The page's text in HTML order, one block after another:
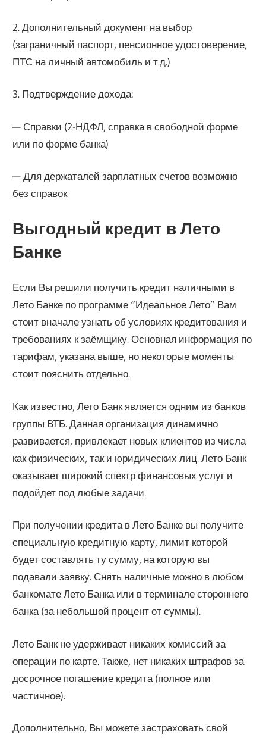
2. Дополнительный документ на выбор
(заграничный паспорт, пенсионное удостоверение,
ПТС на личный автомобиль и т.д.)
3. Подтверждение дохода:
— Справки (2-НДФЛ, справка в свободной форме
или по форме банка)
— Для держаталей зарплатных счетов возможно
без справок
Выгодный кредит в Лето
Банке
Если Вы решили получить кредит наличными в
Лето Банке по программе “Идеальное Лето” Вам
стоит вначале узнать об условиях кредитования и
требованиях к заёмщику. Основная информация по
тарифам, указана выше, но некоторые моменты
стоит пояснить отдельно.
Как известно, Лето Банк является одним из банков
группы ВТБ. Данная организация динамично
развивается, привлекает новых клиентов из числа
как физических, так и юридических лиц. Лето Банк
оказывает широкий спектр финансовых услуг и
подойдет под любые задачи.
При получении кредита в Лето Банке вы получите
специальную кредитную карту, лимит которой
будет составлять ту сумму, на которую вы
подавали заявку. Снять наличные можно в любом
банкомате Лето Банка или в терминале стороннего
банка (за небольшой процент от суммы).
Лето Банк не удерживает никаких комиссий за
операции по карте. Также, нет никаких штрафов за
досрочное погашение кредита (полное или
частичное).
Дополнительно, Вы можете застраховать свой